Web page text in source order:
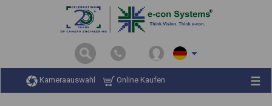
Kameraauswahl Online Kaufen